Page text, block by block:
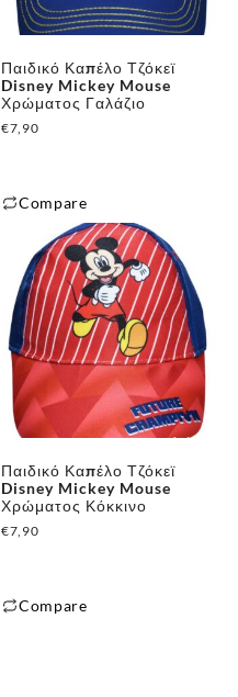
επιλογές
να
επιλεγούν
στη
προϊόντος
Παιδικό Καπέλο Τζόκεϊ
Disney Mickey Mouse
Χρώματος Γαλάζιο
€7,90
Compare
προϊόν
έχει
πολλαπλές
παραλλαγές.
Οι
επιλογές
να
επιλεγούν
στη
προϊόντος
Παιδικό Καπέλο Τζόκεϊ
Disney Mickey Mouse
Χρώματος Κόκκινο
€7,90
Compare